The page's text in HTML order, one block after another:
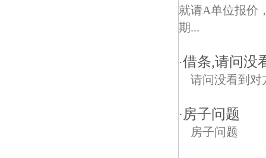
就请A单位报价
期...
·借条,请问没
请问没看到对
· 房子问题
房子问题